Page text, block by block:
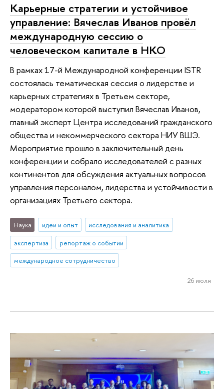
Карьерные стратегии и устойчивое
управление: Вячеслав Иванов провёл
международную сессию о
человеческом капитале в НКО
В рамках 17-й Международной конференции ISTR
состоялась тематическая сессия о лидерстве и
карьерных стратегиях в Третьем секторе,
модератором которой выступил Вячеслав Иванов,
главный эксперт Центра исследований гражданского
общества и некоммерческого сектора НИУ ВШЭ.
Мероприятие прошло в заключительный день
конференции и собрало исследователей с разных
континентов для обсуждения актуальных вопросов
управления персоналом, лидерства и устойчивости в
организациях Третьего сектора.
Наука идеи и опыт
исследования и аналитика
экспертиза
репортаж о событии
международное сотрудничество
26 июля